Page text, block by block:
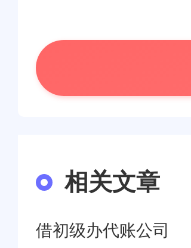
相关文章
借初级办代账公司